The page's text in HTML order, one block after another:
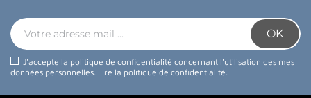
J'accepte la politique de confidentialité concernant l'utilisation des mes
données personnelles. Lire la politique de confidentialité.